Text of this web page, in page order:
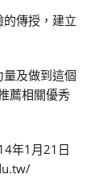
傳授，建立
及做到這個
薦相關優秀
年1月21日